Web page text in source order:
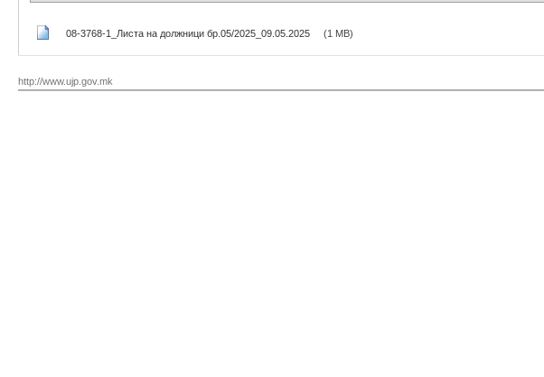
08-3768-1_Листа на должници бр.05/2025_09.05.2025 (1 MB)
http://www.ujp.gov.mk